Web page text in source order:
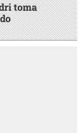
toma